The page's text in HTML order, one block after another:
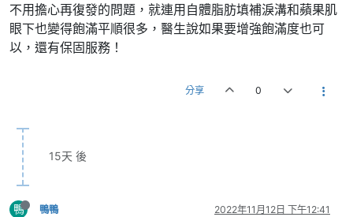
不用擔心再復發的問題，就連用自體脂肪填補淚溝和蘋果肌
眼下也變得飽滿平順很多，醫生說如果要增強飽滿度也可
以，還有保固服務！
分享 0
15天 後
鴨 鴨鴨 2022年11月12日 下午12:41